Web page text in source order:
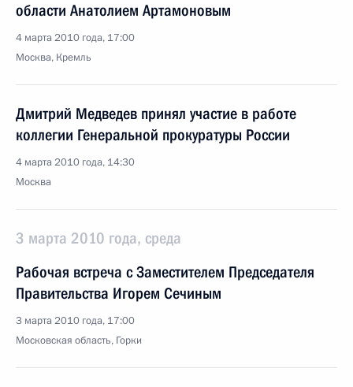
области Анатолием Артамоновым
4 марта 2010 года, 17:00
Москва, Кремль
Дмитрий Медведев принял участие в работе
коллегии Генеральной прокуратуры России
4 марта 2010 года, 14:30
Москва
3 марта 2010 года, среда
Рабочая встреча с Заместителем Председателя
Правительства Игорем Сечиным
3 марта 2010 года, 17:00
Московская область, Горки